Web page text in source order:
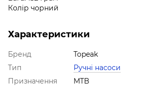
Колір чорний
Характеристики
Бренд
Topeak
Тип
Ручні насоси
Призначення
MTB